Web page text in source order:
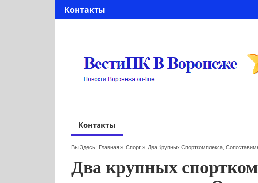
Контакты
Контакты
Вы Здесь: Главная» Спорт » Два Крупных Спорткомплекса,
Два крупных